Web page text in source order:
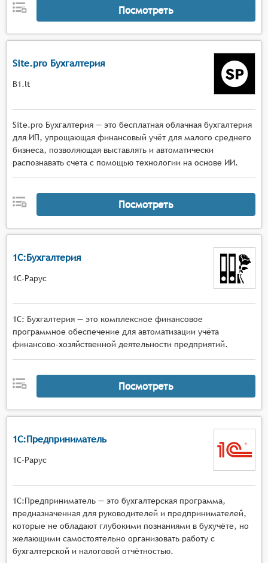
Посмотреть
Site.pro Бухгалтерия
B1.lt
Site.pro Бухгалтерия — это бесплатная облачная бухгалтерия
для ИП, упрощающая финансовый учёт для малого среднего
бизнеса, позволяющая выставлять и автоматически
распознавать счета с помощью технологии на основе ИИ.
Посмотреть
1С:Бухгалтерия
1С-Рарус
1С: Бухгалтерия — это комплексное финансовое
программное обеспечение для автоматизации учёта
финансово-хозяйственной деятельности предприятий.
Посмотреть
1С:Предприниматель
1С-Рарус
1С:Предприниматель — это бухгалтерская программа,
предназначенная для руководителей и предпринимателей,
которые не обладают глубокими познаниями в бухучёте, но
желающими самостоятельно организовать работу с
бухгалтерской и налоговой отчётностью.